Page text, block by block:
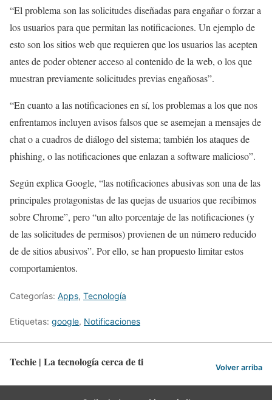
“El problema son las solicitudes diseñadas para engañar o forzar a
los usuarios para que permitan las notificaciones. Un ejemplo de
esto son los sitios web que requieren que los usuarios las acepten
antes de poder obtener acceso al contenido de la web, o los que
muestran previamente solicitudes previas engañosas”.
“En cuanto a las notificaciones en sí, los problemas a los que nos
enfrentamos incluyen avisos falsos que se asemejan a mensajes de
chat o a cuadros de diálogo del sistema; también los ataques de
phishing, o las notificaciones que enlazan a software malicioso”.
Según explica Google, “las notificaciones abusivas son una de las
principales protagonistas de las quejas de usuarios que recibimos
sobre Chrome”, pero “un alto porcentaje de las notificaciones (y
de las solicitudes de permisos) provienen de un número reducido
de de sitios abusivos”. Por ello, se han propuesto limitar estos
comportamientos.
Categorías: Apps, Tecnología
Etiquetas: google, Notificaciones
Techie | La tecnología cerca de ti Volver arriba